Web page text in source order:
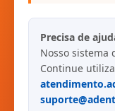
Precisa de
Nosso sistema
Continue